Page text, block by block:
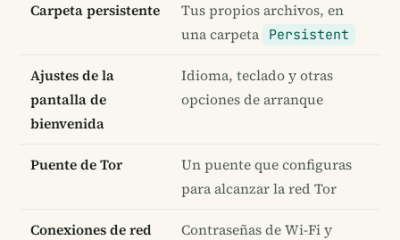
Carpeta persistente
Tus propios archivos, en
una carpeta Persistent
Ajustes de la
pantalla de
bienvenida
Idioma, teclado y otras
opciones de arranque
Puente de Tor
Un puente que configuras
para alcanzar la red Tor
Conexiones de red
Contraseñas de Wi-Fi y